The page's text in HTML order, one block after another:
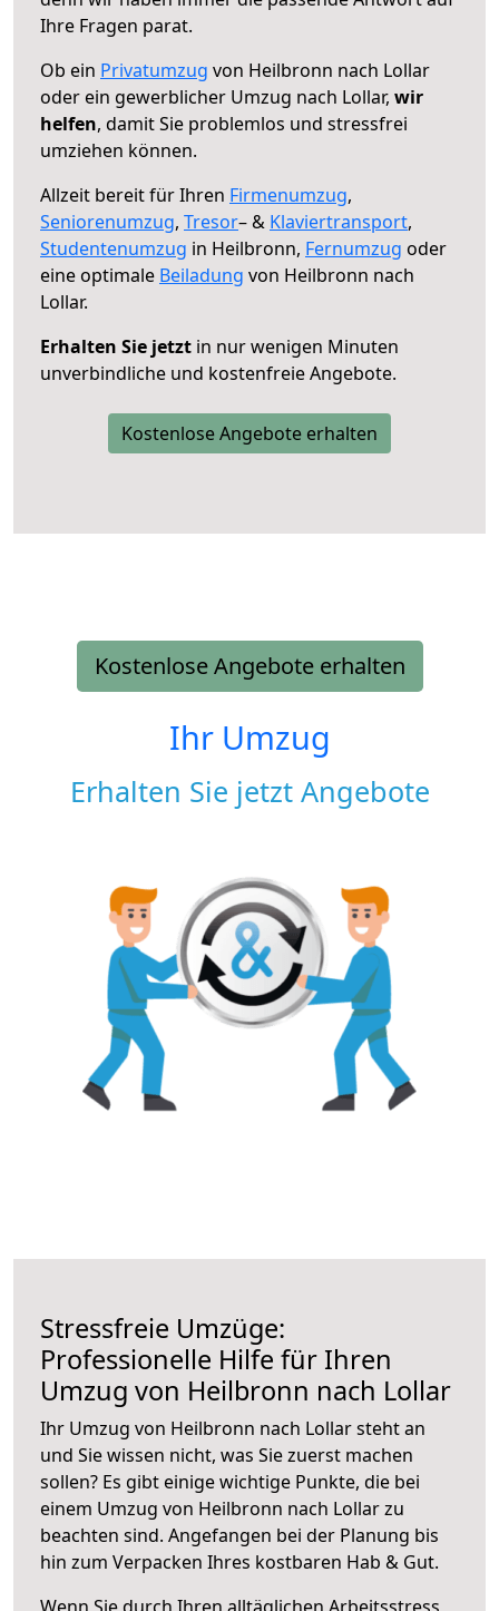
Ihre Fragen parat.
Ob ein Privatumzug von Heilbronn nach Lollar
oder ein gewerblicher Umzug nach Lollar, wir
helfen, damit Sie problemlos und stressfrei
umziehen können.
Allzeit bereit für Ihren Firmenumzug,
Seniorenumzug, Tresor– & Klaviertransport,
Studentenumzug in Heilbronn, Fernumzug oder
eine optimale Beiladung von Heilbronn nach
Lollar.
Erhalten Sie jetzt in nur wenigen Minuten
unverbindliche und kostenfreie Angebote.
Kostenlose Angebote erhalten
Kostenlose Angebote erhalten
Ihr Umzug
Erhalten Sie jetzt Angebote
Stressfreie Umzüge:
Professionelle Hilfe für Ihren
Umzug von Heilbronn nach Lollar
Ihr Umzug von Heilbronn nach Lollar steht an
und Sie wissen nicht, was Sie zuerst machen
sollen? Es gibt einige wichtige Punkte, die bei
einem Umzug von Heilbronn nach Lollar zu
beachten sind. Angefangen bei der Planung bis
hin zum Verpacken Ihres kostbaren Hab & Gut.